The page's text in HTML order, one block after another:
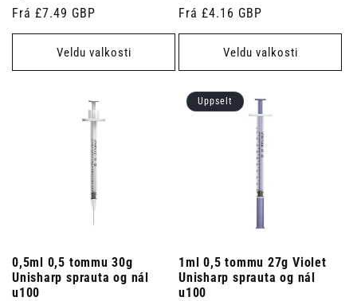
Venjulegt
verð
Frá £7.49 GBP
Veldu valkosti
Venjulegt
verð
Frá £4.16 GBP
Veldu valkosti
0,5ml 0,5 tommu 30g
Unisharp sprauta og nál
u100
Uppselt
1ml 0,5 tommu 27g Violet
Unisharp sprauta og nál
u100